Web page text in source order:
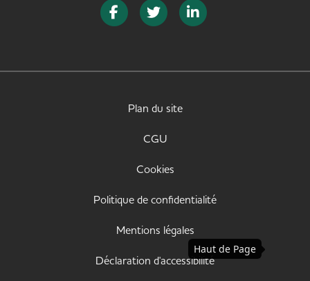
Page Facebook de SeniorJob
Page Twitter de SeniorJob
Plan du site
CGU
Cookies
Politique de confidentialité
Mentions légales
Déclaration d'accessibilité
Haut de Page